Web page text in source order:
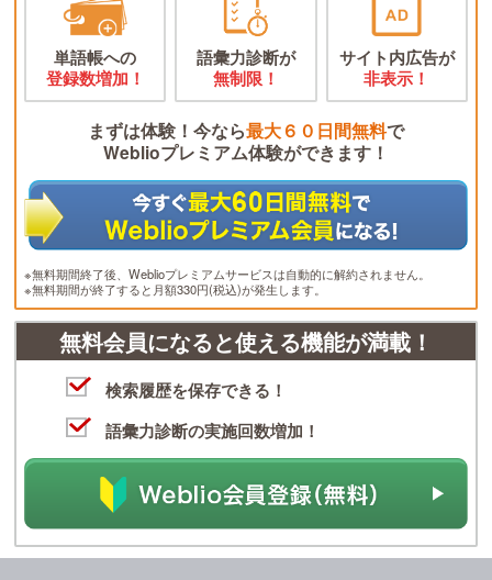
単語帳への
登録数増加！
語彙力診断が
無制限！
サイト内広告が
非表示！
まずは体験！今なら最大６０日間無料で
Weblioプレミアム体験ができます！
※無料期間終了後、Weblioプレミアムサービスは自動的に解約されません。
※無料期間が終了すると月額330円(税込)が発生します。
無料会員になると使える機能が満載！
検索履歴を保存できる！
語彙力診断の実施回数増加！